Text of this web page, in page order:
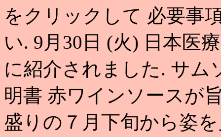
をクリックして 必要事
い. 9月30日 (火) 日本医
に紹介されました. サム
明書 赤ワインソースが
盛りの７月下旬から姿